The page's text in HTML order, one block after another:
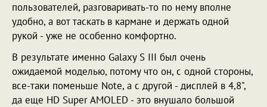
пользователей, разговаривать-то по нему вполне
удобно, а вот таскать в кармане и держать одной
рукой - уже не особенно комфортно.
В результате именно Galaxy S III был очень
ожидаемой моделью, потому что он, с одной стороны,
все-таки поменьше Note, а с другой - дисплей в 4,8",
да еще HD Super AMOLED - это внушало большой